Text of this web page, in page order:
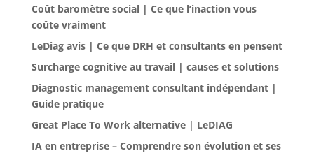
Coût baromètre social | Ce que l’inaction vous
coûte vraiment
LeDiag avis | Ce que DRH et consultants en pensent
Surcharge cognitive au travail | causes et solutions
Diagnostic management consultant indépendant |
Guide pratique
Great Place To Work alternative | LeDIAG
IA en entreprise – Comprendre son évolution et ses